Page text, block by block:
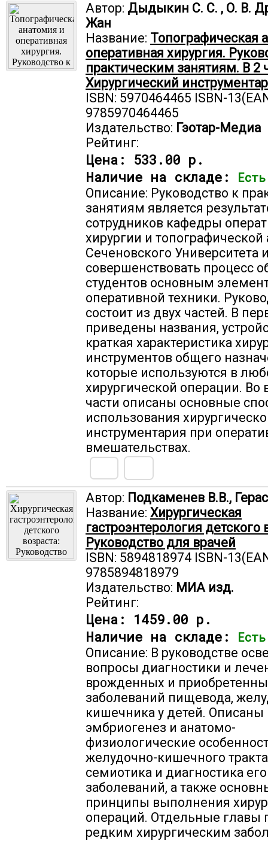
Автор: Дыдыкин С. С. , О. В.
Жан
Название: Топографическая
оперативная хирургия.
практическим занятиям. В 2
Хирургический
ISBN: 5970464465 ISBN-
9785970464465
Издательство: Гэотар-Медиа
Рейтинг:
Цена: 533.00 р.
Наличие на складе:
Описание: Руководство к
занятиям является
сотрудников кафедры
хирургии и
Сеченовского Университета
совершенствовать процесс
студентов основным
оперативной техники.
состоит из двух частей. В
приведены названия,
краткая характеристика
инструментов общего
которые используются в
хирургической операции. Во
части описаны основные
использования
инструментария при
вмешательствах.
Автор: Подкаменев В.В.,
Название: Хирургическая
гастроэнтерология детского
Руководство для врачей
ISBN: 5894818974 ISBN-
9785894818979
Издательство: МИА изд.
Рейтинг:
Цена: 1459.00 р.
Наличие на складе:
Описание: В руководстве
вопросы диагностики и
врожденных и
заболеваний пищевода,
кишечника у детей. Описаны
эмбриогенез и анатомо-
физиологические
желудочно-кишечного
семиотика и диагностика его
заболеваний, а также
принципы выполнения
операций. Отдельные
редким хирургическим